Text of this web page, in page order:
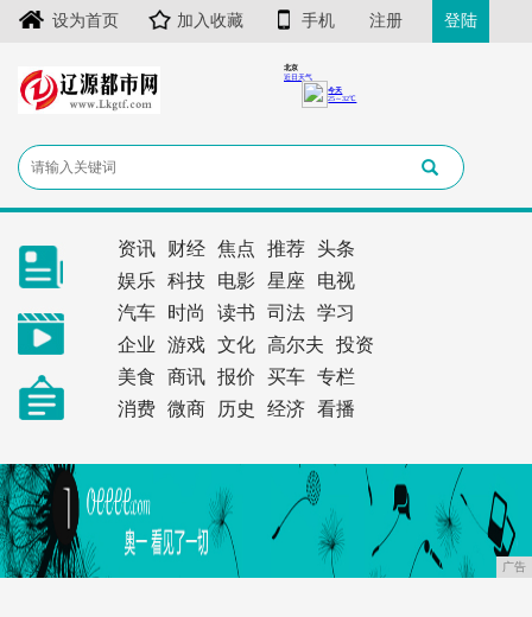
设为首页 加入收藏 手机 注册 登陆
资讯 财经 焦点 推荐
头条
娱乐
科技 电影 星座
电视
汽车
时尚 读书 司法
学习
企业
游戏 文化 高尔夫
投资
美食
商讯 报价 买车
专栏
消费
微商 历史 经济 看播
广告